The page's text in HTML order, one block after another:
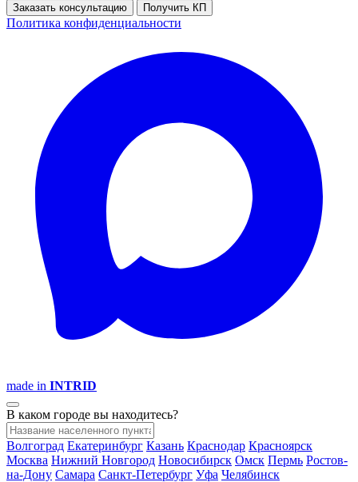
Заказать консультацию Получить КП
Политика конфиденциальности
made in INTRID
В каком городе вы находитесь?
Волгоград Екатеринбург Казань Краснодар Красноярск
Москва Нижний Новгород Новосибирск Омск Пермь Ростов-
на-Дону Самара Санкт-Петербург Уфа Челябинск